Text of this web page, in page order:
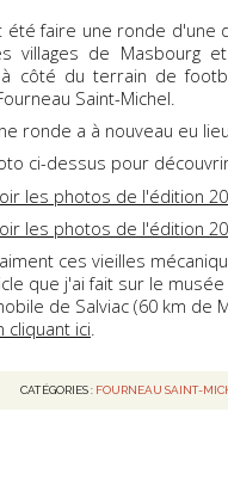
été faire une ronde d'une
villages de Masbourg
côté du terrain de
Saint-Michel.
ronde a à nouveau eu
ci-dessus pour
les photos de l'édition
les photos de l'édition
ces vieilles
que j'ai fait sur le
de Salviac (60 km de
cliquant ici
CATÉGORIES : FOURNEAU SAINT-